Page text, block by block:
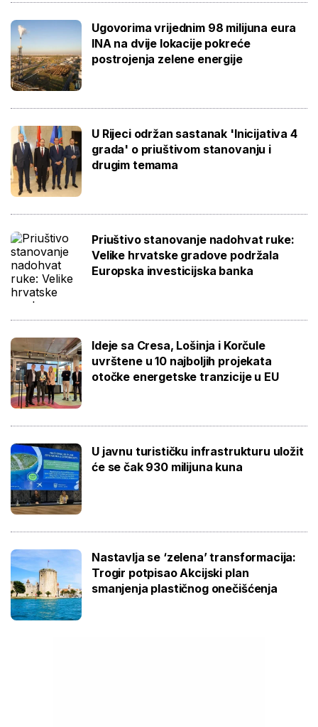
Ugovorima vrijednim 98 milijuna eura
INA na dvije lokacije pokreće
postrojenja zelene energije
U Rijeci održan sastanak 'Inicijativa 4
grada' o priuštivom stanovanju i
drugim temama
Priuštivo stanovanje nadohvat ruke:
Velike hrvatske gradove podržala
Europska investicijska banka
Ideje sa Cresa, Lošinja i Korčule
uvrštene u 10 najboljih projekata
otočke energetske tranzicije u EU
U javnu turističku infrastrukturu uložit
će se čak 930 milijuna kuna
Nastavlja se ‘zelena’ transformacija:
Trogir potpisao Akcijski plan
smanjenja plastičnog onečišćenja